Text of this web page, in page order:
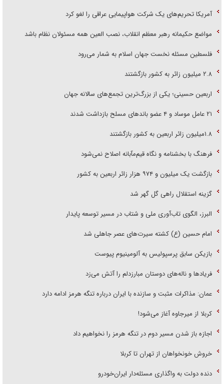
آمریکا تحریم‌های یک شرکت هواپیمایی عراقی را لغو کرد
مواضع حکیمانه رهبر معظم انقلاب، نصب العین همه مسئولان نظام باشد
فلسطین مسئله نخست جهان اسلام به شمار می‌رود
۲.۸ میلیون زائر به کشور بازگشتند
اربعین حسینی؛ یکی از بزرگ‌ترین تجمع‌های سالانه جهان
۲۱ عامل موساد و ۴ عضو باند‌های مسلح بازداشت شدند
۱.۸میلیون زائر اربعین به کشور بازگشتند
فرهنگ با بخشنامه و نگاه قیم‌مآبانه اصلاح نمی‌شود
بازگشت یک میلیون و ۹۷۴ هزار زائر اربعین به کشور
گزینه استقلال راهی گل گهر شد
البرز، الگوی تاب‌آوری ملی و شتاب در مسیر توسعه پایدار
امام حسین (ع) کشته سیرت‌های عصر جاهلی شد
بازیکن سابق پرسپولیس به آلومینیوم پیوست
فریاد‌ها و ناله‌های دوستان مبارزدلم را آتش می‌زد
عمان: مذاکرات مثبت و سازنده با ایران درباره تنگه هرمز ادامه دارد
کربلا از میرجاوه آغاز می‌شود!
اجازه باز شدن مسیر دوم در تنگه هرمز را نخواهیم داد
خروش خونخواهان از تهران تا کربلا
دنده دولت به واگذاری مسئله‌دار ایران‌خودرو